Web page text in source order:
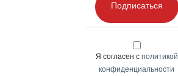
Подписаться
Я согласен с политикой
конфиденциальности